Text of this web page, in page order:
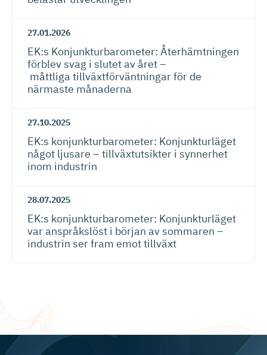
27.01.2026
​​EK:s Konjunktur­ba­ro­meter: Återhämtningen
förblev svag i slutet av året –
måttliga tillväxtför­vänt­ningar för de
närmaste månaderna​
27.10.2025
EK:s konjunktur­ba­ro­meter: Konjunkturläget
något ljusare – tillväxtut­sikter i synnerhet
inom industrin
28.07.2025
EK:s konjunktur­ba­ro­meter: Konjunkturläget
var anspråkslöst i början av sommaren –
industrin ser fram emot tillväxt